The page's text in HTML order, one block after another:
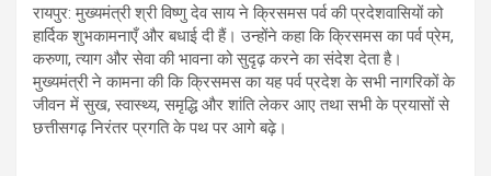
रायपुर: मुख्यमंत्री श्री विष्णु देव साय ने क्रिसमस पर्व की प्रदेशवासियों को
हार्दिक शुभकामनाएँ और बधाई दी हैं। उन्होंने कहा कि क्रिसमस का पर्व प्रेम,
करुणा, त्याग और सेवा की भावना को सुदृढ़ करने का संदेश देता है।
मुख्यमंत्री ने कामना की कि क्रिसमस का यह पर्व प्रदेश के सभी नागरिकों के
जीवन में सुख, स्वास्थ्य, समृद्धि और शांति लेकर आए तथा सभी के प्रयासों से
छत्तीसगढ़ निरंतर प्रगति के पथ पर आगे बढ़े।